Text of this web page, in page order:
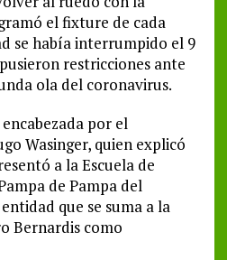
el fixture de cada
se había interrumpido el 9
restricciones ante
ola del coronavirus.
por el
Wasinger, quien explicó
a la Escuela de
de Pampa del
que se suma a la
Bernardis como